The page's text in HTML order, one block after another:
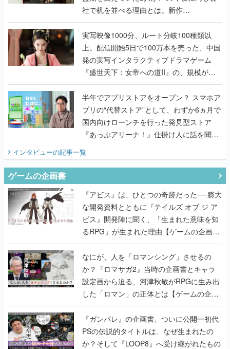
社で机を並べる理由とは。新作
『TATSUJIN EXTREME』で初タッグを組
んだレジェンド2人に訊く開発秘話
実写映像1000分、ルート分岐100種類以
上。配信開始5日で100万本を売った、中国
発の実写インタラクティブドラマゲーム
『盛世天下：女帝への道II』の、規模が違
うこだわりをプロデューサーに聞いた
半年でアプリストアをオープン？ スマホア
プリの“代替ストア”として、わずか6ヵ月で
国内向けローンチを行った発見型ストア
『あっぷアリーナ！』仕掛け人に話を聞い
インタビューの記事一覧
ゲームの企画書
『アビス』は、ひとつの奇跡だった──膨大
な開発資料とともに『テイルズ オブ ジ ア
ビス』開発陣に聞く、「生まれた意味を知
るRPG」が生まれた理由【ゲームの企画
書】
なにが、人を「ロマンシング」させるの
か？『ロマサガ2』当時の企画書とキャラ
設定画から迫る、河津秋敏がRPGに生み出
した「ロマン」の正体とは【ゲームの企画
書】
『ガンパレ』の企画書、ついに公開━初代
PSの伝説的タイトルは、なぜ生まれたの
か？そして『LOOP8』へ受け継がれたもの